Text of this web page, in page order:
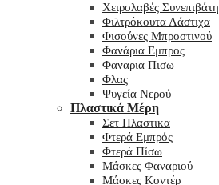
Χειρολαβές Συνεπιβάτη
Φιλτρόκουτα Λάστιχα
Φισούνες Μπροστινού
Φανάρια Εμπρος
Φαναρια Πισω
Φλας
Ψυγεία Νερού
Πλαστικά Μέρη
Σετ Πλαστικα
Φτερά Εμπρός
Φτερά Πίσω
Μάσκες Φαναριού
Μάσκες Κοντέρ